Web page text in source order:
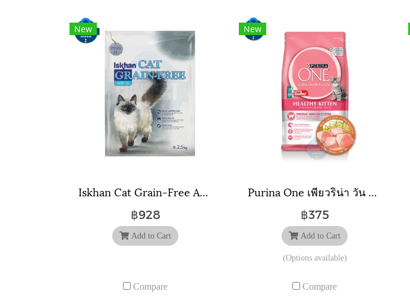
New
Iskhan Cat Grain-Free Adult อาหารเม็ดสำหรับแมว สูตรสำหรับแมวอายุตั้งแต่ 1 ปี ขึ้นไป ขนาด 2.5 กิโลกรัม
฿928
Add to Cart
Compare
New
Purina One เพียวริน่า วัน อาหารแมวสูตรลูกแมว (อายุ 3 สัปดาห์ - 1 ปี) ขนาดถุง 3 กิโลกรัม
฿375
Add to Cart
(Options available)
Compare